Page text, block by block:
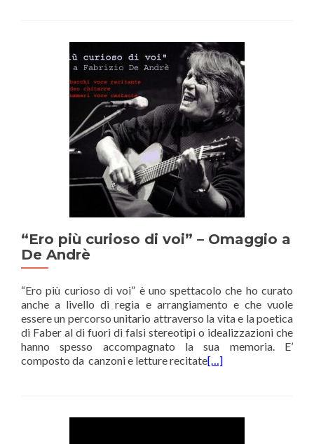
“Ero più curioso di voi” – Omaggio a
De Andrè
“Ero più curioso di voi” è uno spettacolo che ho curato
anche a livello di regia e arrangiamento e che vuole
essere un percorso unitario attraverso la vita e la poetica
di Faber al di fuori di falsi stereotipi o idealizzazioni che
hanno spesso accompagnato la sua memoria. E’
composto da canzoni e letture recitate[…]